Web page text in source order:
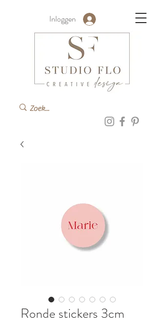
Inloggen
Ronde stickers 3cm